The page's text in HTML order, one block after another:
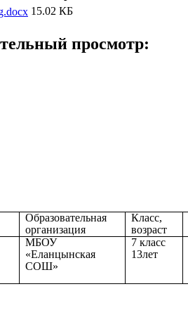
15.02 КБ
просмотр:
Образовательная
организация
Класс,
возраст
МБОУ
«Еланцынская
СОШ»
7 класс
13лет